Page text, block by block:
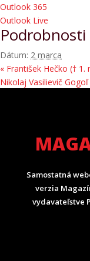
Outlook 365
Outlook Live
Podrobnosti
Dátum: 2 marca
« František Hečko († 1.
Nikolaj Vasilievič
Samostatná
verzia
vydavateľstve